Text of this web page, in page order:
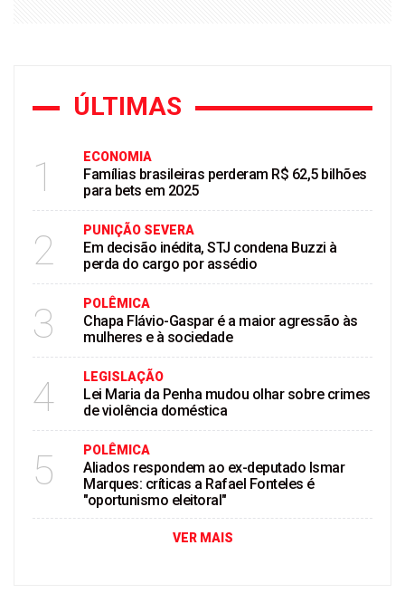
ÚLTIMAS
1 ECONOMIA
Famílias brasileiras perderam R$ 62,5 bilhões
para bets em 2025
2 PUNIÇÃO SEVERA
Em decisão inédita, STJ condena Buzzi à
perda do cargo por assédio
3 POLÊMICA
Chapa Flávio-Gaspar é a maior agressão às
mulheres e à sociedade
4 LEGISLAÇÃO
Lei Maria da Penha mudou olhar sobre crimes
de violência doméstica
5 POLÊMICA
Aliados respondem ao ex-deputado Ismar
Marques: críticas a Rafael Fonteles é
"oportunismo eleitoral"
VER MAIS